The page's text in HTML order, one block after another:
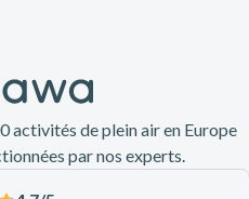
activités de plein air en Europe
par nos experts.